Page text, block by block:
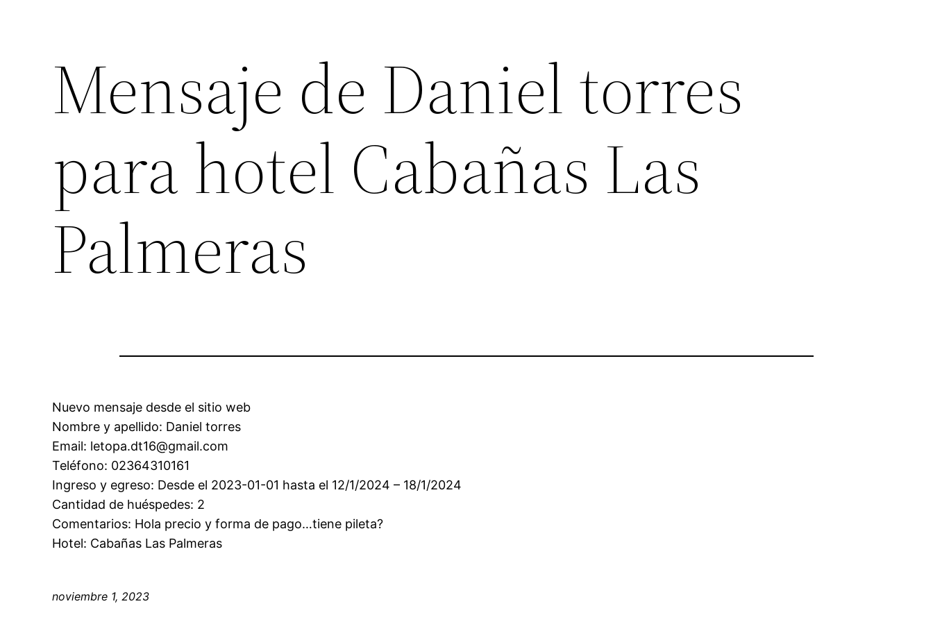
Mensaje de Daniel torres
para hotel Cabañas Las
Palmeras
Nuevo mensaje desde el sitio web
Nombre y apellido: Daniel torres
Email: letopa.dt16@gmail.com
Teléfono: 02364310161
Ingreso y egreso: Desde el 2023-01-01 hasta el 12/1/2024 – 18/1/2024
Cantidad de huéspedes: 2
Comentarios: Hola precio y forma de pago…tiene pileta?
Hotel: Cabañas Las Palmeras
noviembre 1, 2023